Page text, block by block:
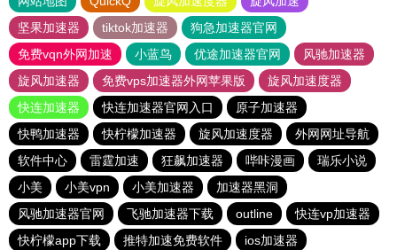
坚果加速器
tiktok加速器
狗急加速器官网
免费vqn外网加速
小蓝鸟 优途加速器官网
风驰加速器
旋风加速器
免费vps加速器外网苹果版
旋风加速度器
快连加速器
快连加速器官网入口
原子加速器
快鸭加速器
快柠檬加速器 旋风加速度器
外网网址导航
软件中心
雷霆加速 狂飙加速器 哔咔漫画
瑞乐小说
小美
小美vpn 小美加速器
加速器黑洞
风驰加速器官网
飞驰加速器下载 outline
快连vp加速器
快柠檬app下载
推特加速免费软件
ios加速器